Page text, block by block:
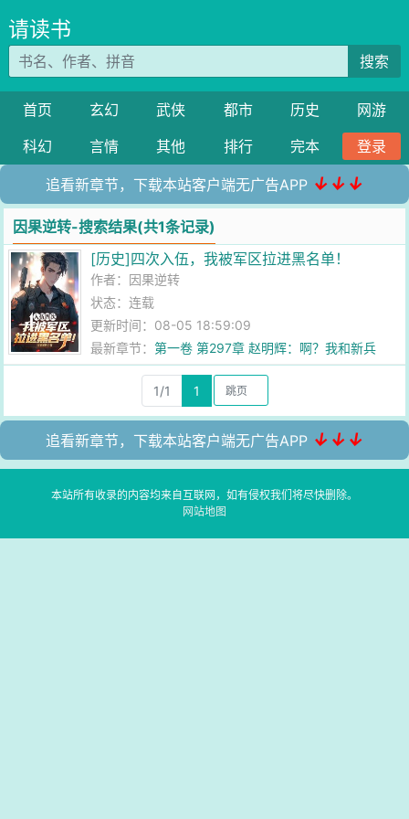
请读书
搜索
首页 玄幻 武侠 都市 历史
网游
科幻
言情 其他 排行 完本 登录
追看新章节，下载本站客户端无广告APP ↓↓↓
因果逆转-搜索结果(共1条记录)
[历史]四次入伍，我被军区拉进黑名单！
作者： 因果逆转
状态：连载
更新时间：08-05 18:59:09
最新章节：第一卷 第297章 赵明辉：啊？我和新兵
pk？
1/1
1
追看新章节，下载本站客户端无广告APP ↓↓↓
本站所有收录的内容均来自互联网，如有侵权我们将尽快删除。
网站地图